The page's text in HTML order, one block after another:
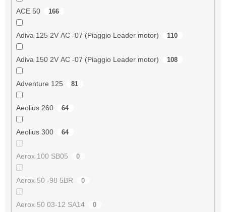
ACE 50 166
Adiva 125 2V AC -07 (Piaggio Leader motor) 110
Adiva 150 2V AC -07 (Piaggio Leader motor) 108
Adventure 125 81
Aeolius 260 64
Aeolius 300 64
Aerox 100 SB05 0
Aerox 50 -98 5BR 0
Aerox 50 03-12 SA14 0